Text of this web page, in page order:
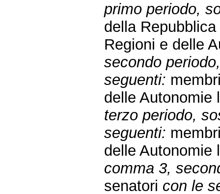
primo periodo,
della
Regioni e delle
secondo
seguenti:
delle Autonomie
terzo periodo,
seguenti:
delle Autonomie
comma 3,
senatori con le